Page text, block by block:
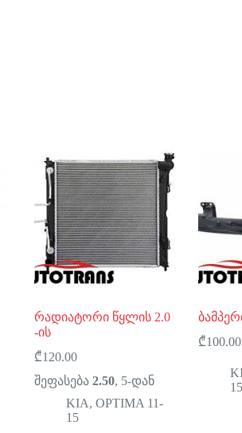
რადიატორი წყლის 2.0
-ის
₾120.00
შეფასება2.50, 5-დან
KIA,OPTIMA 11-
15
₾100.00
15